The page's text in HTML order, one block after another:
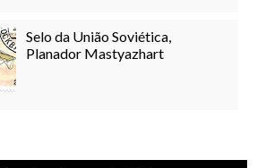
Selo da União Soviética,
Planador Mastyazhart